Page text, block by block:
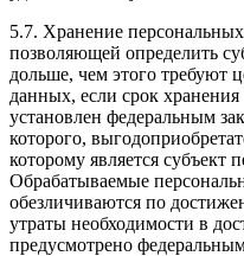
5.7. Хранение
позволяющей определить
дольше, чем этого требуют
данных, если срок
установлен федеральным
которого,
которому является субъект
Обрабатываемые
обезличиваются по
утраты необходимости в
предусмотрено